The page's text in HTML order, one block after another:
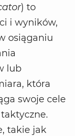
) to
i wyników,
osiąganiu
lub
która
swoje cele
takie jak